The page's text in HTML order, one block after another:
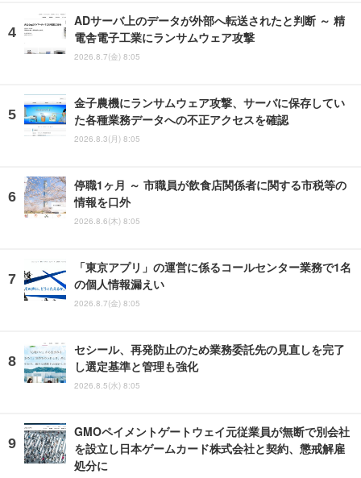
ADサーバ上のデータが外部へ転送されたと判断 ～ 精
電舎電子工業にランサムウェア攻撃
2026.8.7(金) 8:05
金子農機にランサムウェア攻撃、サーバに保存してい
た各種業務データへの不正アクセスを確認
2026.8.3(月) 8:05
停職1ヶ月 ～ 市職員が飲食店関係者に関する市税等の
情報を口外
2026.8.6(木) 8:05
「東京アプリ」の運営に係るコールセンター業務で1名
の個人情報漏えい
2026.8.7(金) 8:05
セシール、再発防止のため業務委託先の見直しを完了
し選定基準と管理も強化
2026.8.5(水) 8:05
GMOペイメントゲートウェイ元従業員が無断で別会社
を設立し日本ゲームカード株式会社と契約、懲戒解雇
処分に